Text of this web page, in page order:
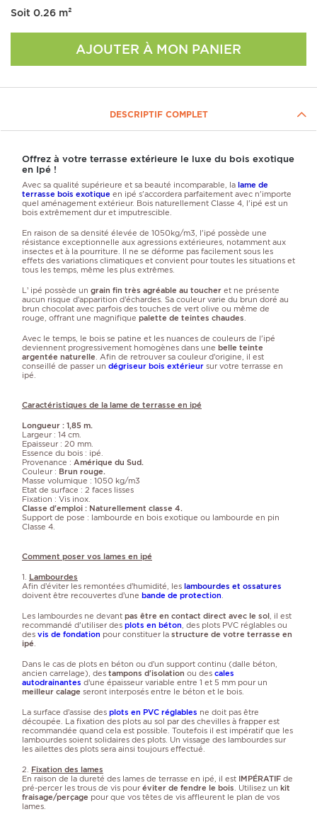
Soit 0.26 m²
AJOUTER À MON PANIER
DESCRIPTIF COMPLET
Offrez à votre terrasse extérieure le luxe du bois exotique
en Ipé !
Avec sa qualité supérieure et sa beauté incomparable, la lame de
terrasse bois exotique en ipé s'accordera parfaitement avec n'importe
quel aménagement extérieur. Bois naturellement Classe 4, l'ipé est un
bois extrêmement dur et imputrescible.
En raison de sa densité élevée de 1050kg/m3, l'ipé possède une
résistance exceptionnelle aux agressions extérieures, notamment aux
insectes et à la pourriture. Il ne se déforme pas facilement sous les
effets des variations climatiques et convient pour toutes les situations et
tous les temps, même les plus extrêmes.
L’ ipé possède un grain fin très agréable au toucher et ne présente
aucun risque d’apparition d’échardes. Sa couleur varie du brun doré au
brun chocolat avec parfois des touches de vert olive ou même de
rouge, offrant une magnifique palette de teintes chaudes
Avec le temps, le bois se patine et les nuances de couleurs de l'ipé
deviennent progressivement homogènes dans une belle teinte
argentée naturelle . Afin de retrouver sa couleur d’origine, il est
conseillé de passer un dégriseur bois extérieur sur votre terrasse en
ipé.
Caractéristiques de la lame de terrasse en ipé
Longueur : 1,85 m.
Largeur : 14 cm.
Epaisseur : 20 mm.
Essence du bois : ipé.
Provenance : Amérique du Sud.
Couleur : Brun rouge.
Masse volumique : 1050 kg/m3
Etat de surface : 2 faces lisses
Fixation : Vis inox.
Classe d'emploi : Naturellement classe 4.
Support de pose : lambourde en bois exotique ou lambourde en pin
Classe 4.
Comment poser vos lames en ipé
1. Lambourdes
Afin d’éviter les remontées d’humidité, les lambourdes et ossatures
doivent être recouvertes d’une bande de protection
Les lambourdes ne devant pas être en contact direct avec le sol , il est
recommandé d'utiliser des plots en béton , des plots PVC réglables ou
des vis de fondation pour constituer la structure de votre terrasse en
ipé
Dans le cas de plots en béton ou d’un support continu (dalle béton,
ancien carrelage), des tampons d'isolation ou des cales
autodrainantes d’une épaisseur variable entre 1 et 5 mm pour un
meilleur calage seront interposés entre le béton et le bois.
La surface d’assise des plots en PVC réglables ne doit pas être
découpée. La fixation des plots au sol par des chevilles à frapper est
recommandée quand cela est possible. Toutefois il est impératif que les
lambourdes soient solidaires des plots. Un vissage des lambourdes sur
les ailettes des plots sera ainsi toujours effectué.
2. Fixation des lames
En raison de la dureté des lames de terrasse en ipé, il est IMPÉRATIF de
pré-percer les trous de vis pour éviter de fendre le bois . Utilisez un kit
fraisage/perçage pour que vos têtes de vis affleurent le plan de vos
lames.